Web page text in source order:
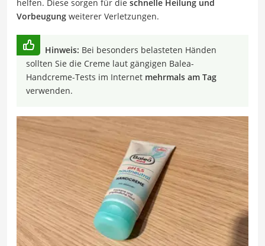
helfen. Diese sorgen für die schnelle Heilung und
Vorbeugung weiterer Verletzungen.
Hinweis: Bei besonders belasteten Händen
sollten Sie die Creme laut gängigen Balea-
Handcreme-Tests im Internet mehrmals am Tag
verwenden.